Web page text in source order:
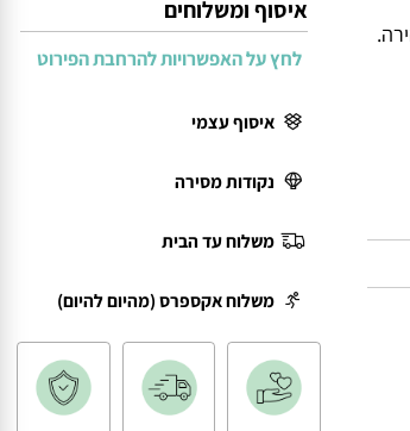
איסוף ומשלוחים
משלוח אקספרס (מהיום להיום)